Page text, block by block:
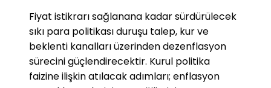
Fiyat istikrarı sağlanana kadar sürdürülecek
sıkı para politikası duruşu talep, kur ve
beklenti kanalları üzerinden dezenflasyon
sürecini güçlendirecektir. Kurul politika
faizine ilişkin atılacak adımları; enflasyon